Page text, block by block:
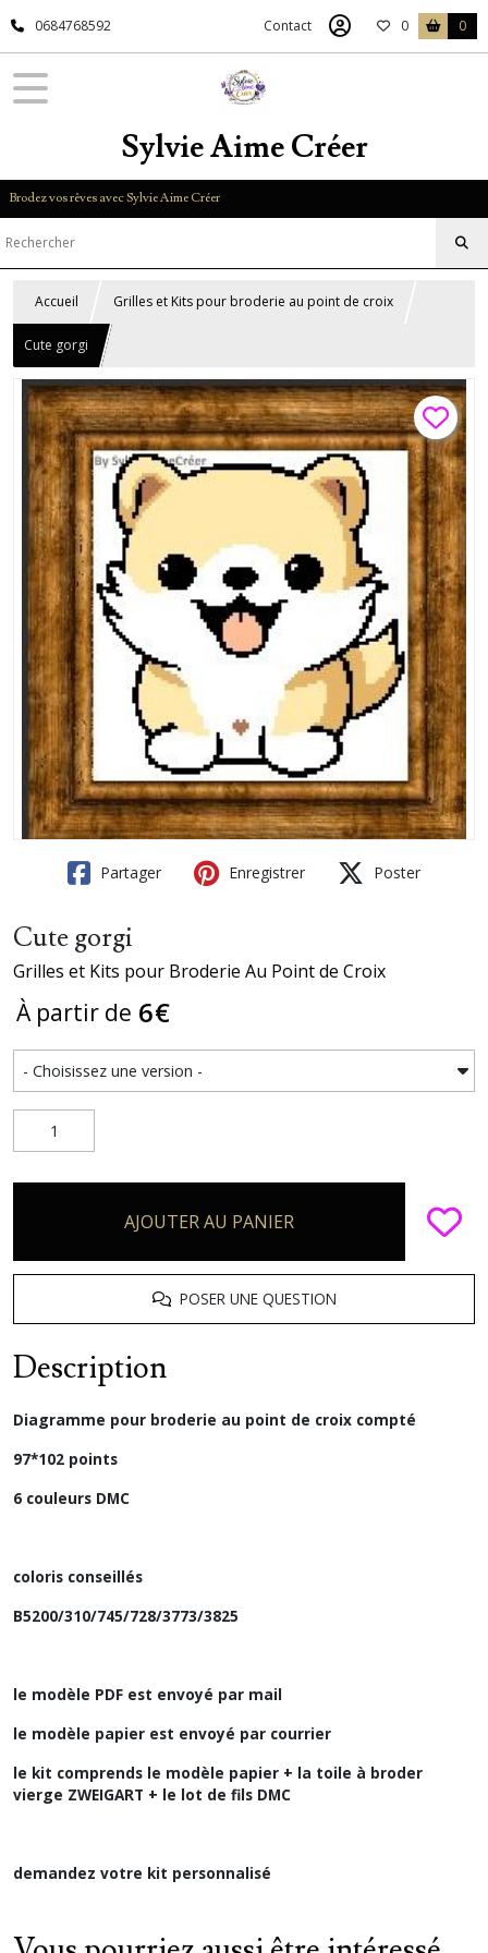
0684768592 Contact 0 0
Sylvie Aime Créer
Brodez vos rêves avec Sylvie Aime Créer
Accueil Grilles et Kits pour broderie au point de croix
Cute gorgi
Partager Enregistrer Poster
Cute gorgi
Grilles et Kits pour Broderie Au Point de Croix
À partir de 6€
AJOUTER AU PANIER
POSER UNE QUESTION
Description
Diagramme pour broderie au point de croix compté
97*102 points
6 couleurs DMC
coloris conseillés
B5200/310/745/728/3773/3825
le modèle PDF est envoyé par mail
le modèle papier est envoyé par courrier
le kit comprends le modèle papier + la toile à broder
vierge ZWEIGART + le lot de fils DMC
demandez votre kit personnalisé